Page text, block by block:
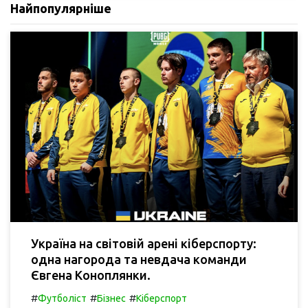
Найпопулярніше
Україна на світовій арені кіберспорту:
одна нагорода та невдача команди
Євгена Коноплянки.
#Футболіст #Бізнес #Кіберспорт